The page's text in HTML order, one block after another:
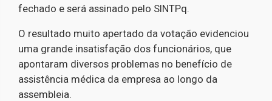
fechado e será assinado pelo SINTPq.
O resultado muito apertado da votação evidenciou
uma grande insatisfação dos funcionários, que
apontaram diversos problemas no benefício de
assistência médica da empresa ao longo da
assembleia.